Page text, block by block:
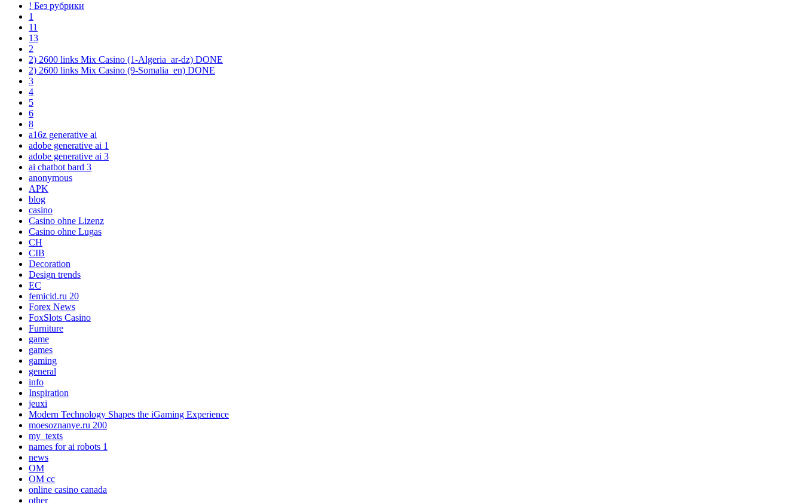
! Без рубрики
1
11
13
2
2) 2600 links Mix Casino (1-Algeria_ar-dz) DONE
2) 2600 links Mix Casino (9-Somalia_en) DONE
3
4
5
6
8
a16z generative ai
adobe generative ai 1
adobe generative ai 3
ai chatbot bard 3
anonymous
APK
blog
casino
Casino ohne Lizenz
Casino ohne Lugas
CH
CIB
Decoration
Design trends
EC
femicid.ru 20
Forex News
FoxSlots Casino
Furniture
game
games
gaming
general
info
Inspiration
jeuxi
Modern Technology Shapes the iGaming Experience
moesoznanye.ru 200
my_texts
names for ai robots 1
news
OM
OM cc
online casino canada
other